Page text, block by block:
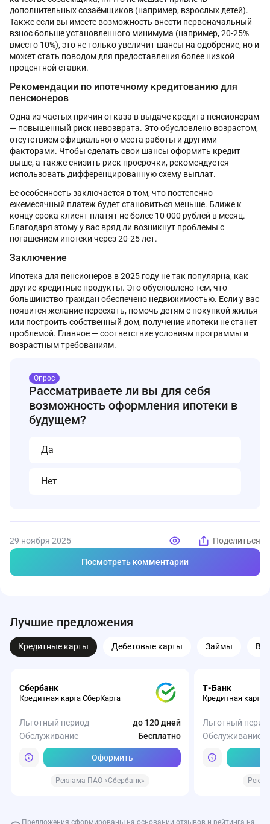
дополнительных созаёмщиков (например, взрослых детей).
Также если вы имеете возможность внести первоначальный
взнос больше установленного минимума (например, 20-25%
вместо 10%), это не только увеличит шансы на одобрение, но и
может стать поводом для предоставления более низкой
процентной ставки.
Рекомендации по ипотечному кредитованию для
пенсионеров
Одна из частых причин отказа в выдаче кредита пенсионерам
— повышенный риск невозврата. Это обусловлено возрастом,
отсутствием официального места работы и другими
факторами. Чтобы сделать свои шансы оформить кредит
выше, а также снизить риск просрочки, рекомендуется
использовать дифференцированную схему выплат.
Ее особенность заключается в том, что постепенно
ежемесячный платеж будет становиться меньше. Ближе к
концу срока клиент платят не более 10 000 рублей в месяц.
Благодаря этому у вас вряд ли возникнут проблемы с
погашением ипотеки через 20-25 лет.
Заключение
Ипотека для пенсионеров в 2025 году не так популярна, как
другие кредитные продукты. Это обусловлено тем, что
большинство граждан обеспечено недвижимостью. Если у вас
появится желание переехать, помочь детям с покупкой жилья
или построить собственный дом, получение ипотеки не станет
проблемой. Главное — соответствие условиям программы и
возрастным требованиям.
Рассматриваете ли вы для себя
возможность оформления ипотеки в
будущем?
Опрос
Да
Нет
29 ноября 2025 Поделиться
Посмотреть комментарии
Лучшие предложения
Кредитные карты Дебетовые карты Займы
Сбербанк
Кредитная карта СберКарта
Льготный период
до 120 дней
Обслуживание
Бесплатно
Оформить
Реклама ПАО «Сбербанк»
Т-Банк
Кредитная карта
Льготный
Обслуживание
Предложения сформированы на основании отзывов и рейтинга на